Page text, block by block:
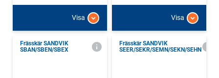
Visa Visa
Frässkär SANDVIK
SBAN/SBEN/SBEX
Frässkär SANDVIK
SEER/SEKR/SEMN/SEKN/SEHN